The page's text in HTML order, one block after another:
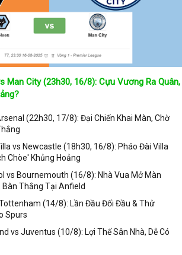
Man City (23h30, 16/8): Cựu Vương Ra Quân,
(22h30, 17/8): Đại Chiến Khai Màn, Chờ
vs Newcastle (18h30, 16/8): Pháo Đài Villa
Chòe' Khủng Hoảng
vs Bournemouth (16/8): Nhà Vua Mở Màn
Bàn Thắng Tại Anfield
(14/8): Lần Đầu Đối Đầu & Thử
Spurs
vs Juventus (10/8): Lợi Thế Sân Nhà, Dễ Có